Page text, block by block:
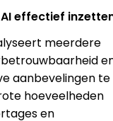
effectief
meerdere
aanbevelingen te
hoeveelheden
en